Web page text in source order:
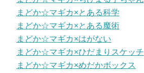
まどか☆マギカ×とある科学
まどか☆マギカ×とある魔術
まどか☆マギカ×はがない
まどか☆マギカ×ひだまりスケッチ
まどか☆マギカ×めだかボックス